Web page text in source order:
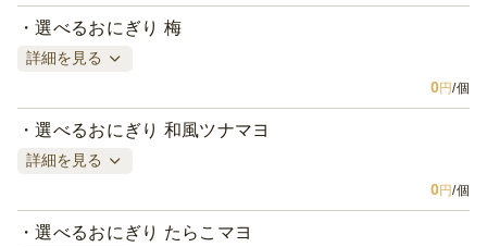
選べるおにぎり 梅
詳細を見る
0円/個
選べるおにぎり 和風ツナマヨ
詳細を見る
0円/個
選べるおにぎり たらこマヨ